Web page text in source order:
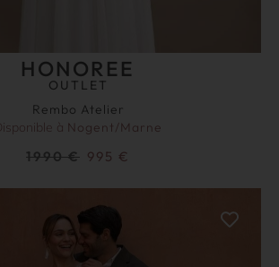
HONOREE
OUTLET
Rembo Atelier
Disponible à Nogent/Marne
1990€ 995 €